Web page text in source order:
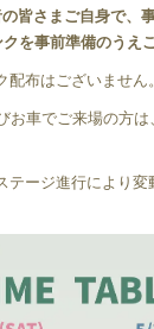
皆さまご自身で、
を事前準備のうえ
布はございません。
お車でご来場の方は
テージ進行により変